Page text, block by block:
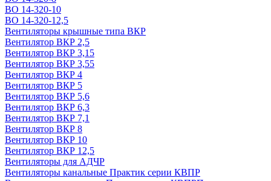
ВО 14-320-10
ВО 14-320-12,5
Вентиляторы крышные типа ВКР
Вентилятор ВКР 2,5
Вентилятор ВКР 3,15
Вентилятор ВКР 3,55
Вентилятор ВКР 4
Вентилятор ВКР 5
Вентилятор ВКР 5,6
Вентилятор ВКР 6,3
Вентилятор ВКР 7,1
Вентилятор ВКР 8
Вентилятор ВКР 10
Вентилятор ВКР 12,5
Вентиляторы для АДЧР
Вентиляторы канальные Практик серии КВПР